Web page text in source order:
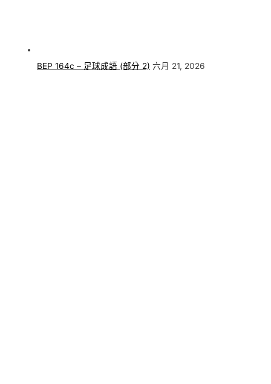
BEP 164c – 足球成語 (部分 2) 六月 21, 2026